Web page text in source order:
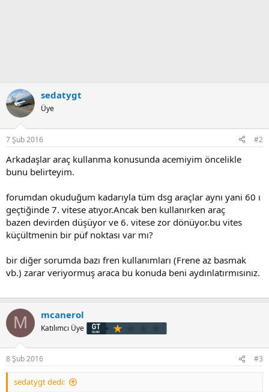
sedatygt
Üye
7 Şub 2016 #2
Arkadaşlar araç kullanma konusunda acemiyim öncelikle
bunu belirteyim.
forumdan okuduğum kadarıyla tüm dsg araçlar aynı yani 60 ı
geçtiğinde 7. vitese atıyor.Ancak ben kullanırken araç
bazen devirden düşüyor ve 6. vitese zor dönüyor.bu vites
küçültmenin bir püf noktası var mı?
bir diğer sorumda bazı fren kullanımları (Frene az basmak
vb.) zarar veriyormuş araca bu konuda beni aydınlatırmısınız.
M mcanerol
Katılımcı Üye
8 Şub 2016 #3
sedatygt dedi: